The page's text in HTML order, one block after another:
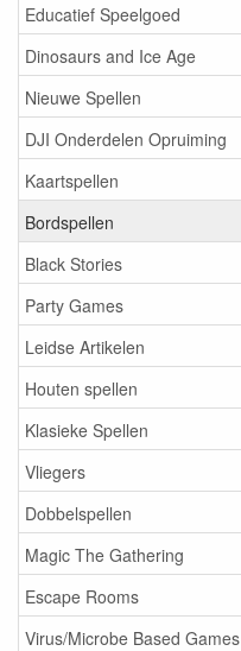
Educatief Speelgoed
Dinosaurs and Ice Age
Nieuwe Spellen
DJI Onderdelen Opruiming
Kaartspellen
Bordspellen
Black Stories
Party Games
Leidse Artikelen
Houten spellen
Klasieke Spellen
Vliegers
Dobbelspellen
Magic The Gathering
Escape Rooms
Virus/Microbe Based Games